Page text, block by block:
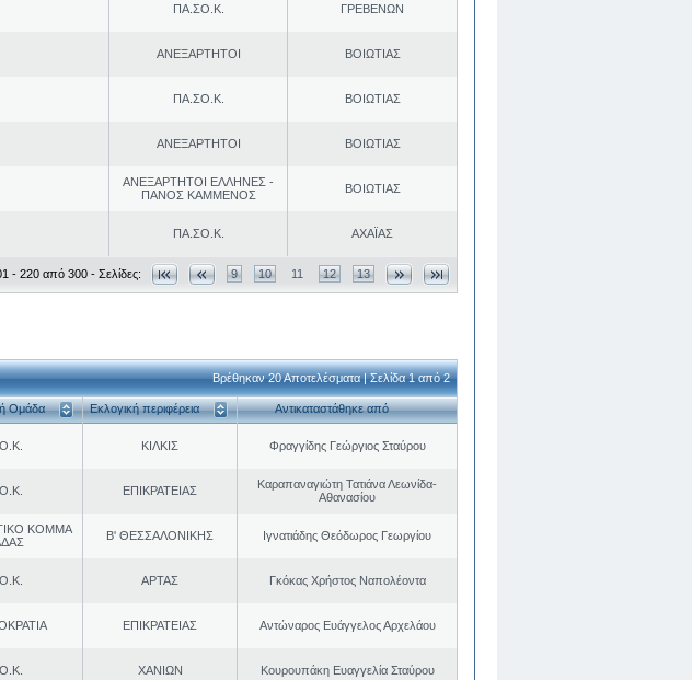
ΠΑ.ΣΟ.Κ. ΓΡΕΒΕΝΩΝ
ΑΝΕΞΑΡΤΗΤΟΙ ΒΟΙΩΤΙΑΣ
ΠΑ.ΣΟ.Κ. ΒΟΙΩΤΙΑΣ
ΑΝΕΞΑΡΤΗΤΟΙ ΒΟΙΩΤΙΑΣ
ΑΝΕΞΑΡΤΗΤΟΙ ΕΛΛΗΝΕΣ -
ΠΑΝΟΣ ΚΑΜΜΕΝΟΣ
ΒΟΙΩΤΙΑΣ
ΠΑ.ΣΟ.Κ. ΑΧΑΪΑΣ
- 220 από 300 - Σελίδες: 9 10 11 12 13
Βρέθηκαν 20 Αποτελέσματα | Σελίδα 1 από 2
Ομάδα Εκλογική περιφέρεια Αντικαταστάθηκε από
ΚΙΛΚΙΣ Φραγγίδης Γεώργιος Σταύρου
ΕΠΙΚΡΑΤΕΙΑΣ
Καραπαναγιώτη Τατιάνα Λεωνίδα-
Αθανασίου
ΚΟΜΜΑ
Β' ΘΕΣΣΑΛΟΝΙΚΗΣ Ιγνατιάδης Θεόδωρος Γεωργίου
ΑΡΤΑΣ Γκόκας Χρήστος Ναπολέοντα
ΕΠΙΚΡΑΤΕΙΑΣ Αντώναρος Ευάγγελος Αρχελάου
ΧΑΝΙΩΝ Κουρουπάκη Ευαγγελία Σταύρου